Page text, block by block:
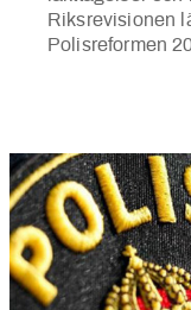
Riksrevisionen
Polisreformen